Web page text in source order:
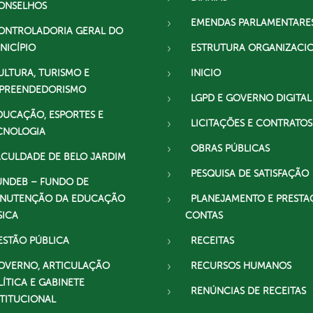
GERAL DO
TURISMO E
ESPORTES E
DE BELO JARDIM
– FUNDO DE
DA EDUCAÇÃO
PÚBLICA
ARTICULAÇÃO
E GABINETE
EMENDAS
ESTRUTURA
INICIO
LGPD E GOVERNO DIGITAL
LICITAÇÕES E CONTRATOS
OBRAS PÚBLICAS
PESQUISA DE SATISFAÇÃO
PLANEJAMENTO E
CONTAS
RECEITAS
RECURSOS HUMANOS
RENÚNCIAS DE RECEITAS